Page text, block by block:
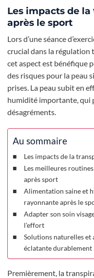
Les impacts de
après le sport
Lors d’une séance
crucial dans la régulation
cet aspect est bénéfique
des risques pour la peau
prises. La peau subit en
humidité importante, qui
désagréments.
Au sommaire
Les impacts de la
Les meilleures
après sport
Alimentation saine et
rayonnante après le
Adapter son soin
l’effort
Solutions naturelles et
éclatante durablement
Premièrement, la